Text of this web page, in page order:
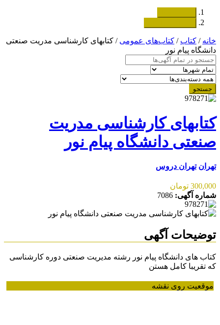
خانه/ کتاب/ کتاب‌های عمومی / کتابهای کارشناسی مدریت صنعتی
دانشگاه پیام نور
جستجو
کتابهای کارشناسی مدریت
صنعتی دانشگاه پیام نور
تهران تهران دروس
300,000 تومان
شماره آگهی: 7086
توضیحات آگهی
کتاب های دانشگاه پیام نور رشته مدیریت صنعتی دوره کارشناسی
که تقریبا کامل هستن
موقعیت روی نقشه